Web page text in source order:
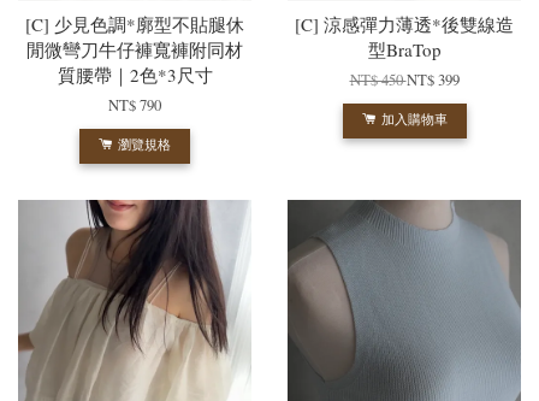
[C] 少見色調*廓型不貼腿休
閒微彎刀牛仔褲寬褲附同材
質腰帶｜2色*3尺寸
NT$ 790
瀏覽規格
[C] 涼感彈力薄透*後雙線造
型BraTop
NT$ 450NT$ 399
加入購物車